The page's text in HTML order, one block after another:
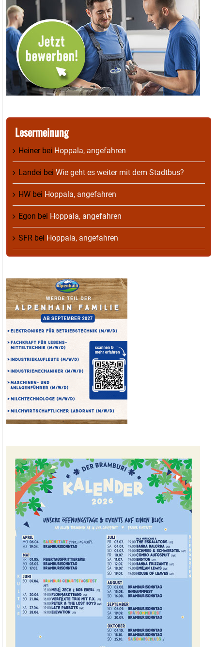
Lesermeinung
Heinerbei Hoppala, angefahren
Landei bei Wie geht es weiter mit dem Stadtbus?
HW bei Hoppala, angefahren
Egon bei Hoppala, angefahren
SFR bei Hoppala, angefahren